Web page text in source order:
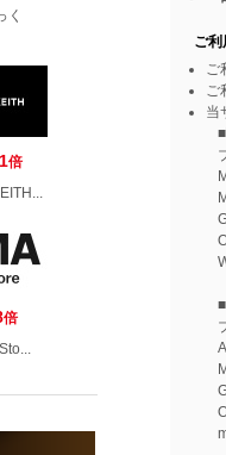
く
倍
倍
ご
ご
ご
当